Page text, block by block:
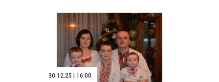
30.12.25 | 16:00